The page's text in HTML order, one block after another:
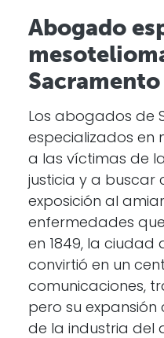
Abogado
Sacramento
Los abogados de
especializados en
a las víctimas de
justicia y a buscar
exposición al
enfermedades
en 1849, la ciudad
convirtió en un
comunicaciones,
pero su expansión
de la industria del